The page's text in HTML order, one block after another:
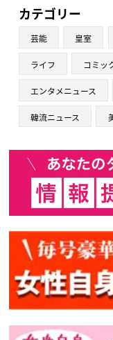
カテゴリー
芸能 皇室
ライフ コミッ
エンタメニュース
韓流ニュース